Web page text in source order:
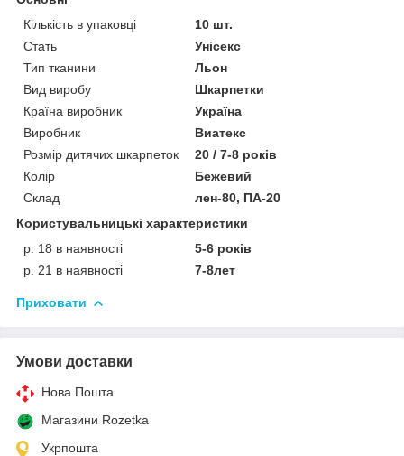
Кількість в упаковці
10 шт.
Стать
Унісекс
Тип тканини
Льон
Вид виробу
Шкарпетки
Країна виробник
Україна
Виробник
Виатекс
Розмір дитячих шкарпеток
20 / 7-8 років
Колір
Бежевий
Склад
лен-80, ПА-20
Користувальницькі характеристики
р. 18 в наявності
5-6 років
р. 21 в наявності
7-8лет
Приховати
Умови доставки
Нова Пошта
Магазини Rozetka
Укрпошта